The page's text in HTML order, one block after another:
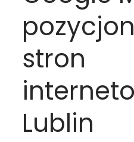
stron
Lublin